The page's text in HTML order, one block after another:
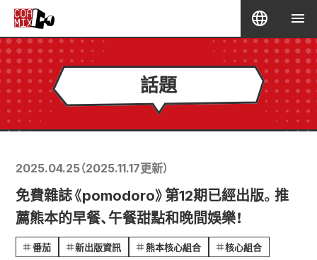
話題
2025.04.25（2025.11.17更新）
免費雜誌《pomodoro》第12期已經出版。推
薦熊本的早餐、午餐甜點和晚間娛樂！
番茄 新出版資訊 熊本核心組合 核心組合